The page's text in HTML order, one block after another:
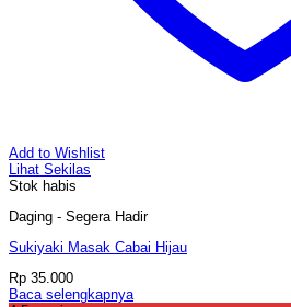
Add to Wishlist
Lihat Sekilas
Stok habis
Daging - Segera Hadir
Sukiyaki Masak Cabai Hijau
Rp 35.000
Baca selengkapnya